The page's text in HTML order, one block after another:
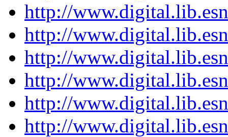
http://
http://
http://
http://
http://
http://